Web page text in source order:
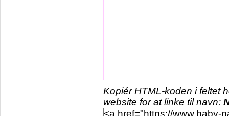
Kopiér HTML-koden i feltet
website for at linke til navn: